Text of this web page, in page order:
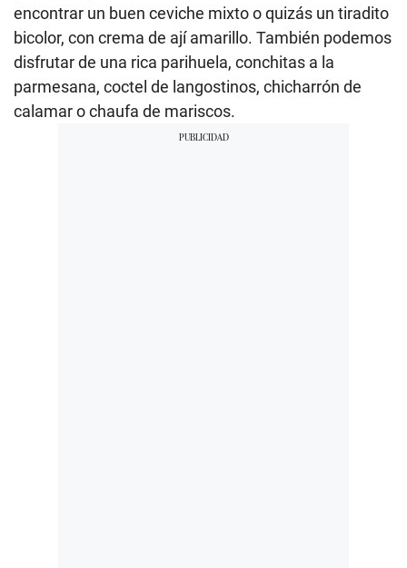
encontrar un buen ceviche mixto o quizás un tiradito
bicolor, con crema de ají amarillo. También podemos
disfrutar de una rica parihuela, conchitas a la
parmesana, coctel de langostinos, chicharrón de
calamar o chaufa de mariscos.